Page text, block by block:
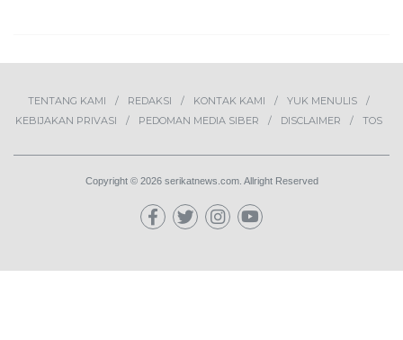
TENTANG KAMI REDAKSI KONTAK KAMI
YUK MENULIS
KEBIJAKAN PRIVASI
PEDOMAN MEDIA SIBER DISCLAIMER TOS
Copyright © 2026 serikatnews.com. Allright Reserved